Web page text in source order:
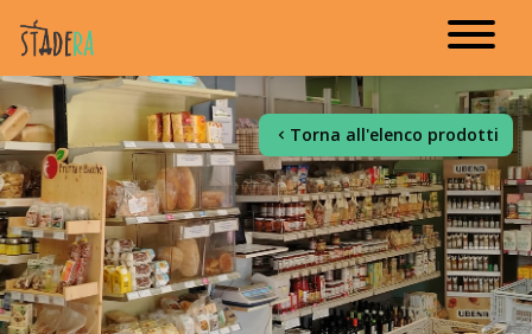
Torna all'elenco prodotti